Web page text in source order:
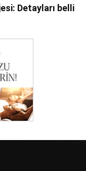
Detayları belli